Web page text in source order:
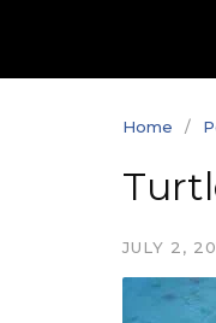
content
Home
JULY 2,